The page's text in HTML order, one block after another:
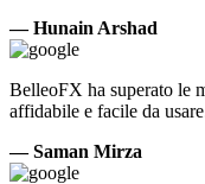
— Hunain Arshad
BelleoFX ha superato le
affidabile e facile da
— Saman Mirza